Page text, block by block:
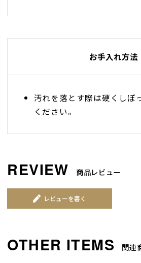
お手入れ方法
汚れを落とす際は硬くしぼ
ください。
商品レビュー
レビューを書く
関連